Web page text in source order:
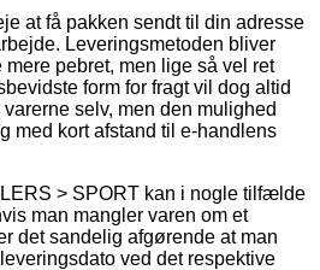
at få pakken sendt til din adresse
Leveringsmetoden bliver
pebret, men lige så vel ret
form for fragt vil dog altid
selv, men den mulighed
med kort afstand til e-handlens
> SPORT kan i nogle tilfælde
man mangler varen om et
det sandelig afgørende at man
ved det respektive